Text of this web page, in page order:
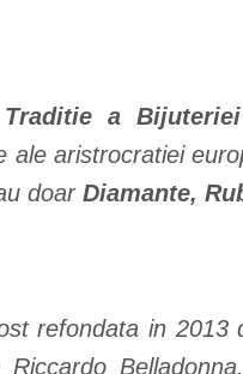
Traditie a
aristrocratiei
doarDiamante,
refondata in 2013